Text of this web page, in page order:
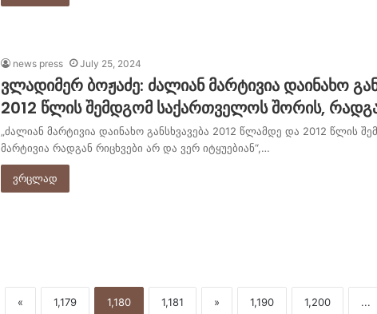
news press July 25, 2024
ვლადიმერ ბოჟაძე: ძალიან მარტივია დაინახო
2012 წლის შემდგომ საქართველოს შორის,
„ძალიან მარტივია დაინახო განსხვავება 2012 წლამდე და 2012 წლის
მარტივია რადგან რიცხვები არ და ვერ იტყუებიან“,…
ვრცლად
« 1,179 1,180 1,181 » 1,190 1,200 ...